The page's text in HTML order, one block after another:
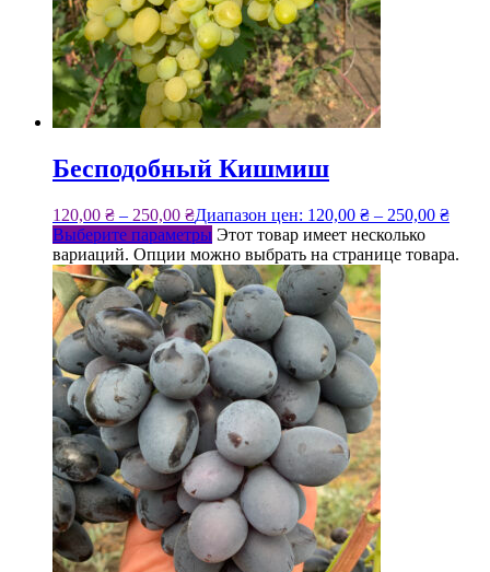
Бесподобный Кишмиш
120,00 ₴ – 250,00 ₴Диапазон цен: 120,00 ₴ – 250,00 ₴
Выберите параметры Этот товар имеет несколько
вариаций. Опции можно выбрать на странице товара.